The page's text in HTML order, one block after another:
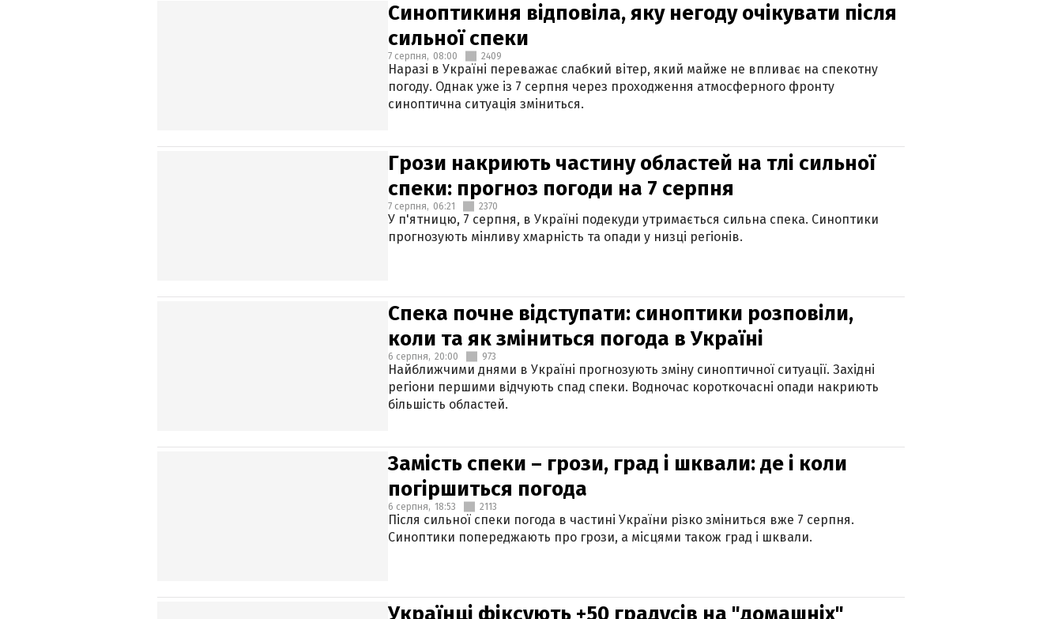
Синоптикиня відповіла, яку негоду очікувати після
сильної спеки
7 серпня, 08:00 2409
Наразі в Україні переважає слабкий вітер, який майже не впливає на спекотну
погоду. Однак уже із 7 серпня через проходження атмосферного фронту
синоптична ситуація зміниться.
Грози накриють частину областей на тлі сильної
спеки: прогноз погоди на 7 серпня
7 серпня, 06:21 2370
У п'ятницю, 7 серпня, в Україні подекуди утримається сильна спека. Синоптики
прогнозують мінливу хмарність та опади у низці регіонів.
Спека почне відступати: синоптики розповіли,
коли та як зміниться погода в Україні
6 серпня, 20:00 973
Найближчими днями в Україні прогнозують зміну синоптичної ситуації. Західні
регіони першими відчують спад спеки. Водночас короткочасні опади накриють
більшість областей.
Замість спеки – грози, град і шквали: де і коли
погіршиться погода
6 серпня, 18:53 2113
Після сильної спеки погода в частині України різко зміниться вже 7 серпня.
Синоптики попереджають про грози, а місцями також град і шквали.
Українці фіксують +50 градусів на "домашніх"